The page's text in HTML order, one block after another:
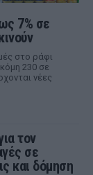
7% σε
στο ράφι
230 σε
νέες
τον
σε
και δόμηση